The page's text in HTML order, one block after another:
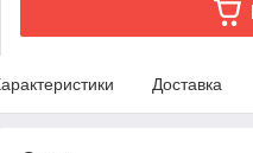
Доставка